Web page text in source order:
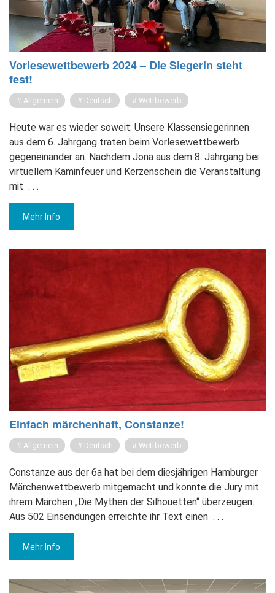
Vor­le­se­wett­be­werb 2024 – Die Sie­ge­rin steht
fest!
Allgemein Deutsch Wettbewerb
Heute war es wieder soweit: Unsere Klassensiegerinnen
aus dem 6. Jahrgang traten beim Vorlesewettbewerb
gegeneinander an. Nachdem Jona aus dem 8. Jahrgang bei
virtuellem Kaminfeuer und Kerzenschein die Veranstaltung
mit . . .
Mehr Info
Ein­fach mär­chen­haft, Con­stan­ze!
Allgemein Deutsch Wettbewerb
Constanze aus der 6a hat bei dem diesjährigen Hamburger
Märchenwettbewerb mitgemacht und konnte die Jury mit
ihrem Märchen „Die Mythen der Silhouetten“ überzeugen.
Aus 502 Einsendungen erreichte ihr Text einen . . .
Mehr Info